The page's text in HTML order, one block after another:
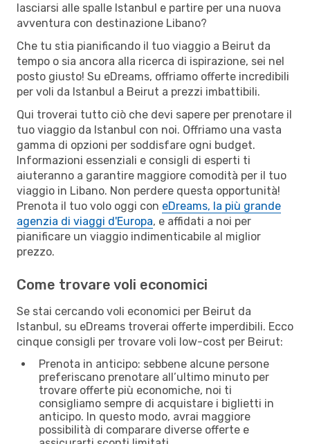
lasciarsi alle spalle Istanbul e partire per una nuova
avventura con destinazione Libano?
Che tu stia pianificando il tuo viaggio a Beirut da
tempo o sia ancora alla ricerca di ispirazione, sei nel
posto giusto! Su eDreams, offriamo offerte incredibili
per voli da Istanbul a Beirut a prezzi imbattibili.
Qui troverai tutto ciò che devi sapere per prenotare il
tuo viaggio da Istanbul con noi. Offriamo una vasta
gamma di opzioni per soddisfare ogni budget.
Informazioni essenziali e consigli di esperti ti
aiuteranno a garantire maggiore comodità per il tuo
viaggio in Libano. Non perdere questa opportunità!
Prenota il tuo volo oggi con eDreams, la più grande
agenzia di viaggi d'Europa, e affidati a noi per
pianificare un viaggio indimenticabile al miglior
prezzo.
Come trovare voli economici
Se stai cercando voli economici per Beirut da
Istanbul, su eDreams troverai offerte imperdibili. Ecco
cinque consigli per trovare voli low-cost per Beirut:
Prenota in anticipo: sebbene alcune persone
preferiscano prenotare all’ultimo minuto per
trovare offerte più economiche, noi ti
consigliamo sempre di acquistare i biglietti in
anticipo. In questo modo, avrai maggiore
possibilità di comparare diverse offerte e